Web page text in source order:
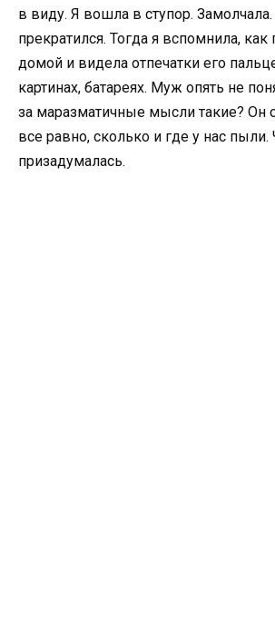
в виду. Я вошла в ступор.
прекратился. Тогда я вспомнила, как
домой и видела отпечатки его
картинах, батареях. Муж опять не
за маразматичные мысли такие? Он
все равно, сколько и где у нас пыли.
призадумалась.